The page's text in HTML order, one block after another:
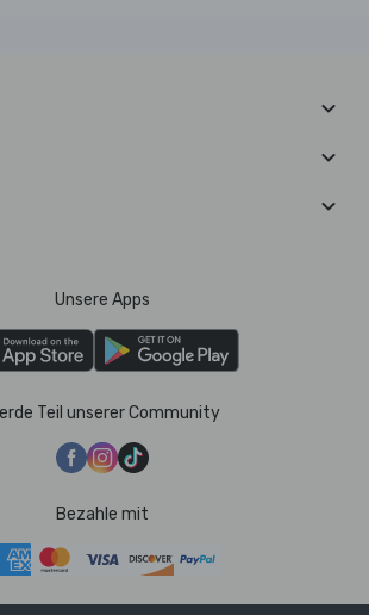
Unsere Apps
Teil unserer Community
Bezahle mit